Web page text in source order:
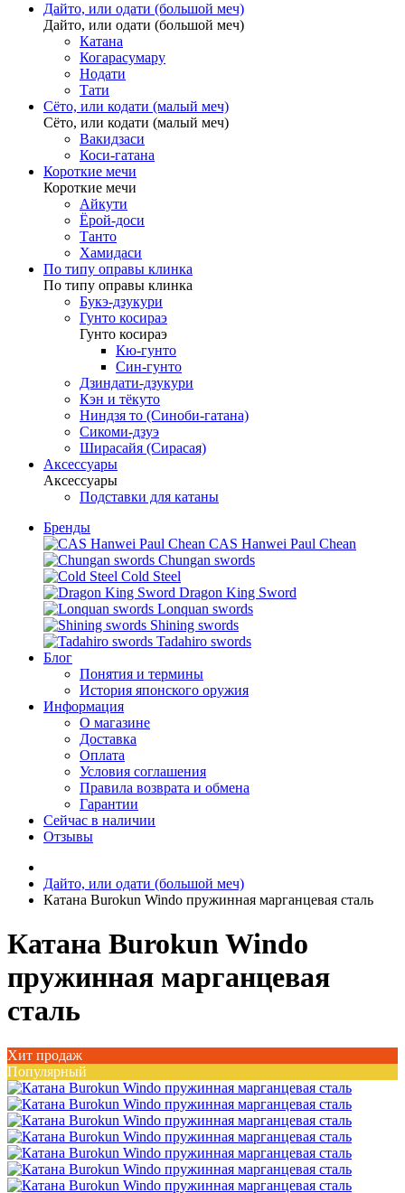
Дайто, или одати (большой меч)
Дайто, или одати (большой меч)
Катана
Когарасумару
Нодати
Тати
Сёто, или кодати (малый меч)
Сёто, или кодати (малый меч)
Вакидзаси
Коси-гатана
Короткие мечи
Короткие мечи
Айкути
Ёрой-доси
Танто
Хамидаси
По типу оправы клинка
По типу оправы клинка
Букэ-дзукури
Гунто косираэ
Гунто косираэ
Кю-гунто
Син-гунто
Дзиндати-дзукури
Кэн и тёкуто
Ниндзя то (Синоби-гатана)
Сикоми-дзуэ
Ширасайя (Сирасая)
Аксессуары
Аксессуары
Подставки для катаны
Бренды
CAS Hanwei Paul Chean
Chungan swords
Cold Steel
Dragon King Sword
Lonquan swords
Shining swords
Tadahiro swords
Блог
Понятия и термины
История японского оружия
Информация
О магазине
Доставка
Оплата
Условия соглашения
Правила возврата и обмена
Гарантии
Сейчас в наличии
Отзывы
Дайто, или одати (большой меч)
Катана Burokun Windo пружинная марганцевая сталь
Катана Burokun Windo
пружинная марганцевая
сталь
Хит продаж
Популярный